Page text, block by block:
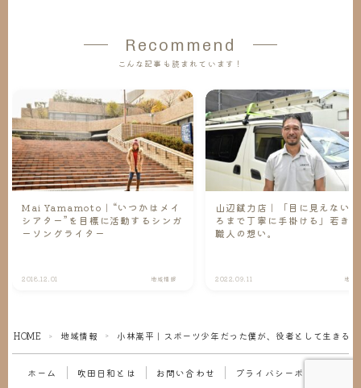
Recommend
こんな記事も読まれています！
Mai Yamamoto｜“いつかはメイ
シアター”を目標に活動するシンガ
ーソングライター
2018.12.01 地域情報
山辺錻力店｜「目に見えない
ろまで丁寧に手掛ける」若き
職人の想い。
2022.09.11 地域
HOME ＞ 地域情報 ＞ 小林嵩平｜スポーツ少年だった僕が、役者として生きる
ホーム 吹田日和とは お問い合わせ プライバシーポリシー